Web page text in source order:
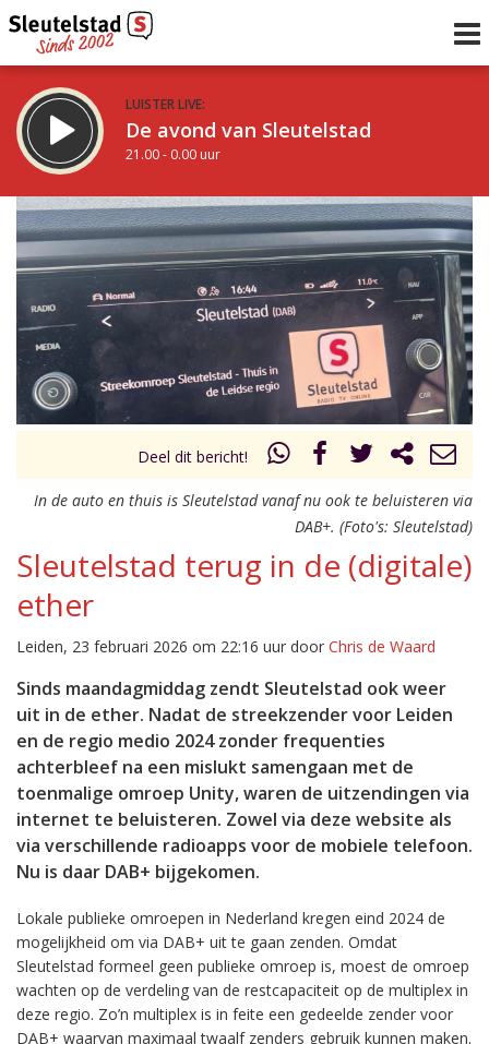
LUISTER LIVE:
De avond van Sleutelstad
21.00 - 0.00 uur
STRAKS:
De nacht van Sleutelstad
0.00 - 6.00 uur
Vorig uur
uur 1 van 0 Volgend uur
Deel dit bericht!
In de auto en thuis is Sleutelstad vanaf nu ook te beluisteren via
DAB+. (Foto's: Sleutelstad)
Sleutelstad terug in de (digitale)
ether
Leiden, 23 februari 2026 om 22:16 uur door Chris de Waard
Sinds maandagmiddag zendt Sleutelstad ook weer
uit in de ether. Nadat de streekzender voor Leiden
en de regio medio 2024 zonder frequenties
achterbleef na een mislukt samengaan met de
toenmalige omroep Unity, waren de uitzendingen via
internet te beluisteren. Zowel via deze website als
via verschillende radioapps voor de mobiele telefoon.
Nu is daar DAB+ bijgekomen.
Lokale publieke omroepen in Nederland kregen eind 2024 de
mogelijkheid om via DAB+ uit te gaan zenden. Omdat
Sleutelstad formeel geen publieke omroep is, moest de omroep
wachten op de verdeling van de restcapaciteit op de multiplex in
deze regio. Zo’n multiplex is in feite een gedeelde zender voor
DAB+ waarvan maximaal twaalf zenders gebruik kunnen maken.